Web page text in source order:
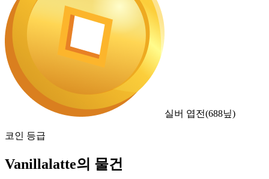
실버 엽전(688닢)
코인 등급
Vanillalatte의 물건